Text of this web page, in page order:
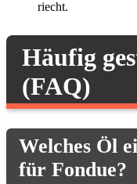
riecht.
Häufig
(FAQ)
Welches Öl
für Fondue?